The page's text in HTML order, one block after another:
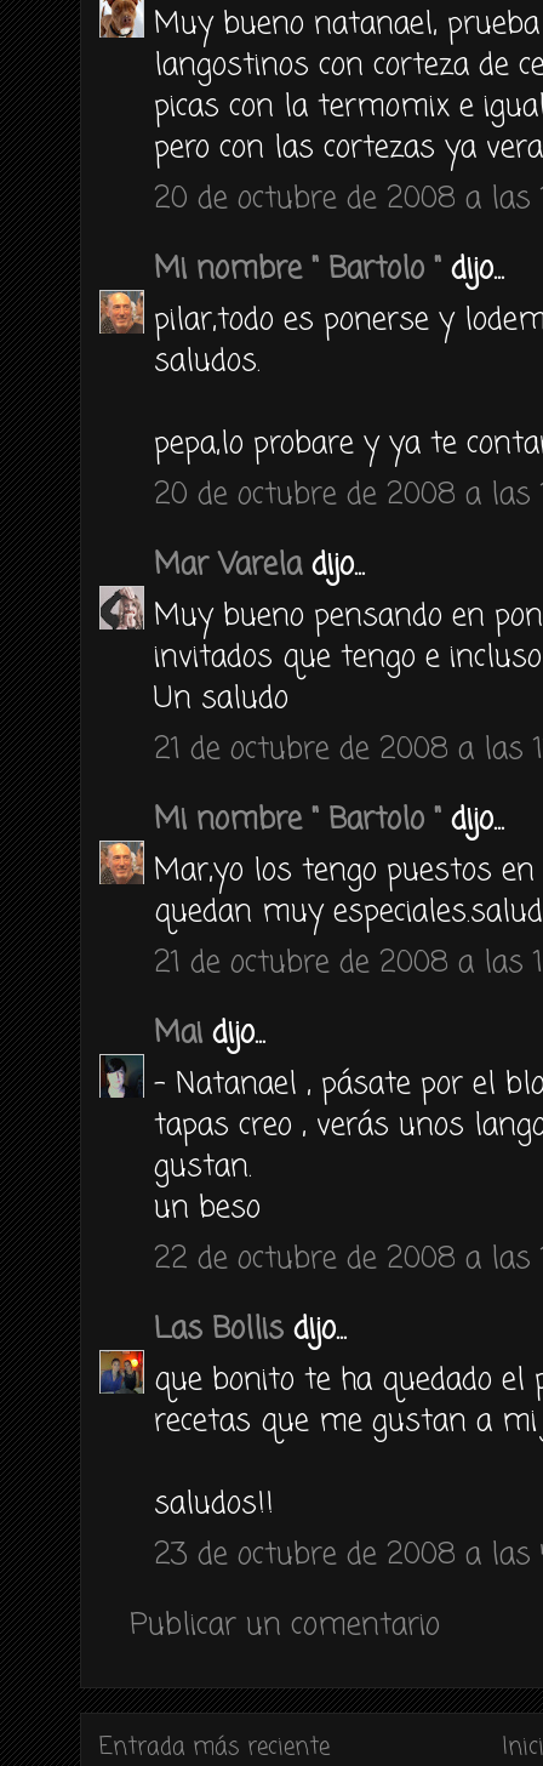
Muy bueno natanael,
langostinos con corteza de
picas con la termomix e
pero con las cortezas ya
20 de octubre de 2008 a las
Mi nombre " Bartolo " dijo...
pilar,todo es ponerse y
saludos.
pepa,lo probare y ya te
20 de octubre de 2008 a las
Mar Vareladijo...
Muy bueno pensando en
invitados que tengo e
Un saludo
21 de octubre de 2008 a las
Mi nombre " Bartolo " dijo...
Mar,yo los tengo puestos
quedan muy
21 de octubre de 2008 a las
Mai dijo...
- Natanael , pásate por el
tapas creo , verás unos
gustan.
un beso
22 de octubre de 2008 a las
Las Bollis dijo...
que bonito te ha quedado
recetas que me gustan a mi
saludos!!
23 de octubre de 2008 a las
Publicar un comentario
Entrada más reciente